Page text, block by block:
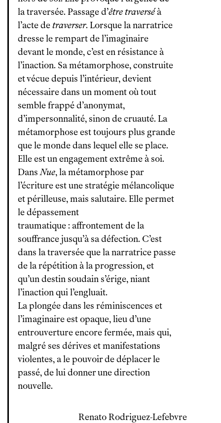
la traversée. Passage d’être traverséà
l’acte detraverser. Lorsque la narratrice
dresse le rempart de l’imaginaire
devant le monde, c’est en résistance à
l’inaction. Sa métamorphose, construite
et vécue depuis l’intérieur, devient
nécessaire dans un moment où tout
semble frappé d’anonymat,
d’impersonnalité, sinon de cruauté. La
métamorphose est toujours plus grande
que le monde dans lequel elle se place.
Elle est un engagement extrême à soi.
DansNue, la métamorphose par
l’écriture est une stratégie mélancolique
et périlleuse, mais salutaire. Elle permet
le dépassement
traumatique : affrontement de la
souffrance jusqu’à sa défection. C’est
dans la traversée que la narratrice passe
de la répétition à la progression, et
qu’un destin soudain s’érige, niant
l’inaction qui l’engluait.
La plongée dans les réminiscences et
l’imaginaire est opaque, lieu d’une
entrouverture encore fermée, mais qui,
malgré ses dérives et manifestations
violentes, a le pouvoir de déplacer le
passé, de lui donner une direction
nouvelle.
Renato Rodriguez-Lefebvre